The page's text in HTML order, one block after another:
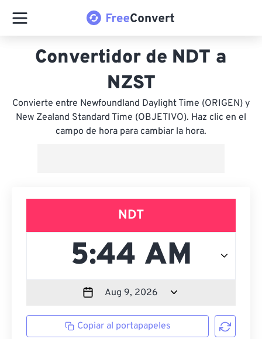
Convertidor de NDT a
NZST
Convierte entre Newfoundland Daylight Time (ORIGEN) y
New Zealand Standard Time (OBJETIVO). Haz clic en el
campo de hora para cambiar la hora.
NDT
Copiar al portapapeles